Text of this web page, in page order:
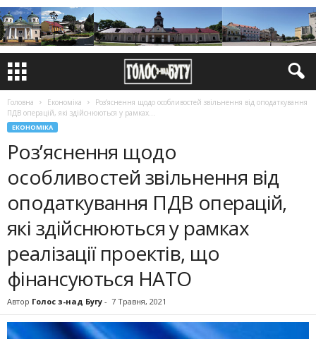
Головна Економіка
Роз’яснення щодо особливостей звільнення від оподаткування
ПДВ операцій, які здійснюються у рамках...
ЕКОНОМІКА
Роз’яснення щодо
особливостей звільнення від
оподаткування ПДВ операцій,
які здійснюються у рамках
реалізації проектів, що
фінансуються НАТО
Автор Голос з-над Бугу - 7 Травня, 2021